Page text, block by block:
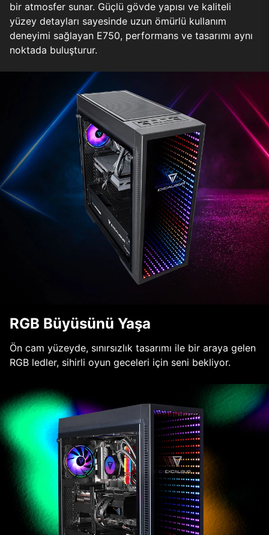
bir atmosfer sunar. Güçlü gövde yapısı ve kaliteli
yüzey detayları sayesinde uzun ömürlü kullanım
deneyimi sağlayan E750, performans ve tasarımı aynı
noktada buluşturur.
RGB Büyüsünü Yaşa
Ön cam yüzeyde, sınırsızlık tasarımı ile bir araya gelen
RGB ledler, sihirli oyun geceleri için seni bekliyor.